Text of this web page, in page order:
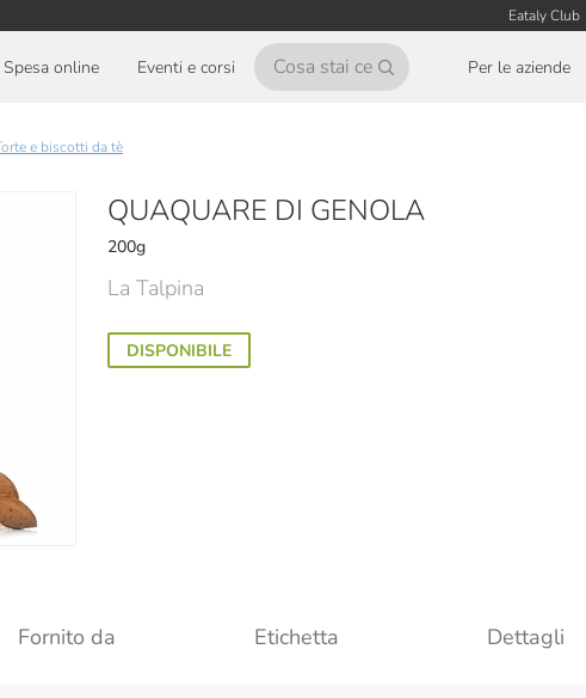
Eataly Club
Spesa online Eventi e corsi Per le aziende
Torte e biscotti da tè
QUAQUARE DI GENOLA
200g
La Talpina
DISPONIBILE
Fornito da Etichetta Dettagli